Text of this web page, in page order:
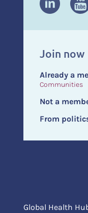
Join now
Already a
Communities
Not a
From
Global Health